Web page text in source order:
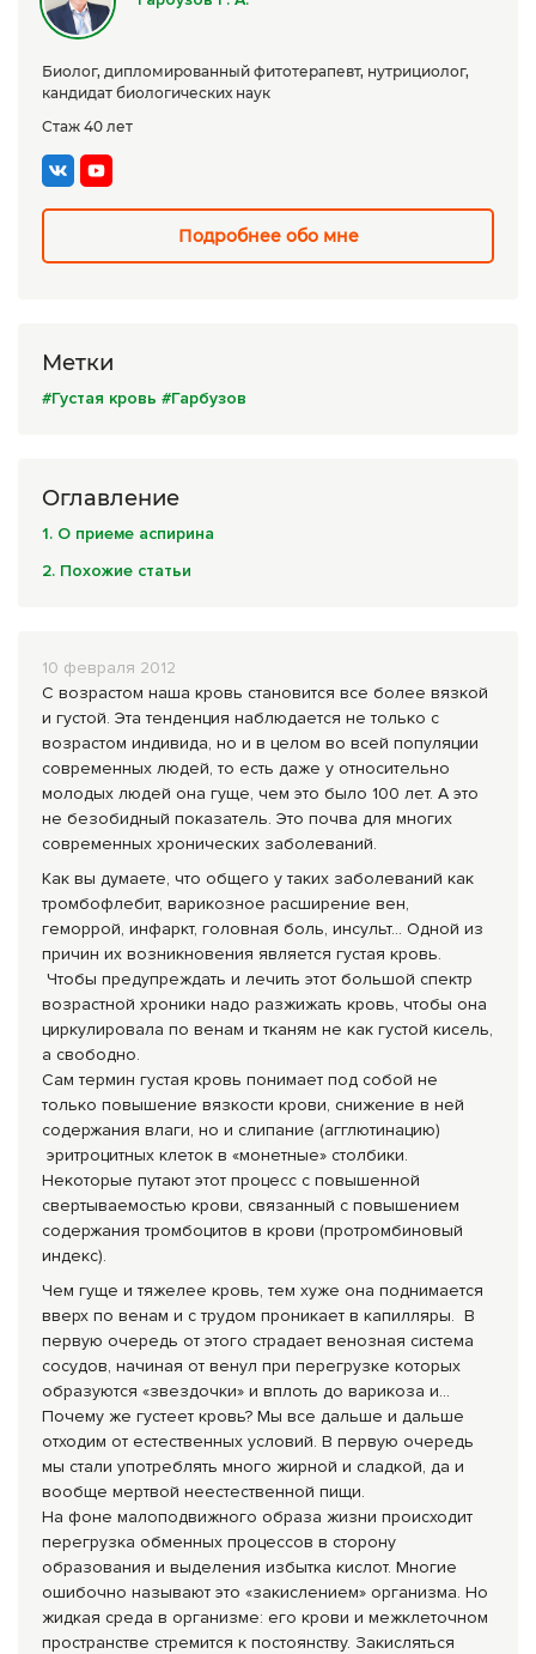
Сборы трав
Урбеч
Травяной чай
Специи
Крупы
Натуральные растительные масла
Натуральное мыло
Средства личной гигиены
Книги Гарбузова Г.А.
Комплексные программы лечения
10 февраля 2012
С возрастом наша кровь становится все более вязкой
и густой. Эта тенденция наблюдается не только с
возрастом индивида, но и в целом во всей популяции
современных людей, то есть даже у относительно
молодых людей она гуще, чем это было 100 лет. А это
не безобидный показатель. Это почва для многих
современных хронических заболеваний.
Как вы думаете, что общего у таких заболеваний как
тромбофлебит, варикозное расширение вен,
геморрой, инфаркт, головная боль, инсульт... Одной из
причин их возникновения является густая кровь.
Чтобы предупреждать и лечить этот большой спектр
возрастной хроники надо разжижать кровь, чтобы она
цирку­лировала по венам и тканям не как густой кисель,
а свободно.
Сам термин густая кровь понимает под собой не
только повышение вязкости крови, снижение в ней
содержания влаги, но и слипание (агглютинацию)
эритроцитных клеток в «монетные» столбики.
Некоторые путают этот процесс с повышенной
свертываемостью крови, связанный с повышением
содержания тромбоцитов в крови (протромбиновый
индекс).
Чем гуще и тяжелее кровь, тем хуже она поднимается
вверх по венам и с трудом проникает в ка­пилляры. В
первую очередь от этого страдает венозная система
сосудов, начиная от венул при перегрузке которых
образуются «звездочки» и вплоть до варикоза и…
Почему же густеет кровь? Мы все дальше и дальше
отходим от естественных условий. В первую очередь
мы стали употреблять много жирной и сладкой, да и
вообще мертвой неестественной пищи.
На фоне малоподвижного образа жизни происходит
перегрузка обменных процессов в сторону
образования и выделения избытка кислот. Многие
ошибочно называют это «закислением» организма. Но
жидкая среда в организме: его крови и межклеточном
пространстве стремится к постоянству. Закисляться
Биолог, дипломированный фитотерапевт, нутрициолог,
кандидат биологических наук
Стаж 40 лет
Подробнее обо мне
Метки
#Густая кровь #Гарбузов
Оглавление
1. О приеме аспирина
2. Похожие статьи